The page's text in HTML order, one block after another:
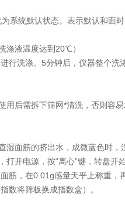
系统默认状态。表示默认和面
涤液温度达到20℃）
行洗涤。5分钟后，仪器整个洗
后需拆下筛网*清洗，否则容易
面筋的挤出水，成微蓝色时，
开电源，按“离心”键，转盘开
筋，在0.01g感量天平上称重，
数将筛板换成指数盒）。